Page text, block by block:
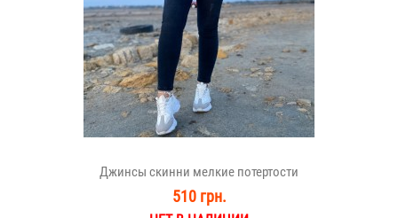
Джинсы скинни мелкие потертости
510 грн.